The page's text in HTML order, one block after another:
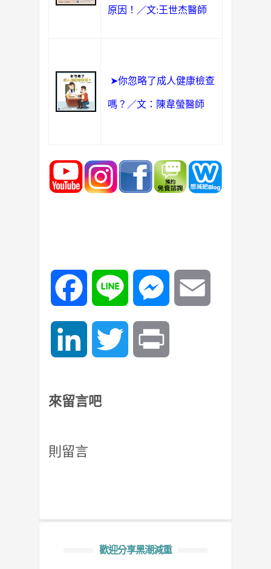
原因！／文:王世杰醫師
➤你忽略了成人健康檢查
嗎？／文：陳韋螢醫師
Facebook Line Messenger
LinkedIn Twitter
來留言吧
則留言
歡迎分享黑潮減重